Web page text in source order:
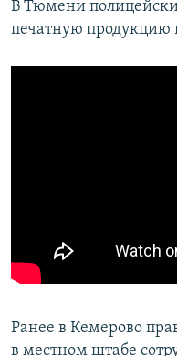
В Тюмени
печатную продукцию
Ранее в Кемерово
в местном штабе